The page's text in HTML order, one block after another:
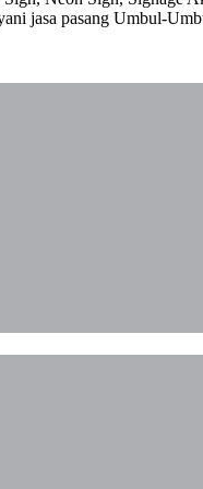
jasa pasang Umbul-